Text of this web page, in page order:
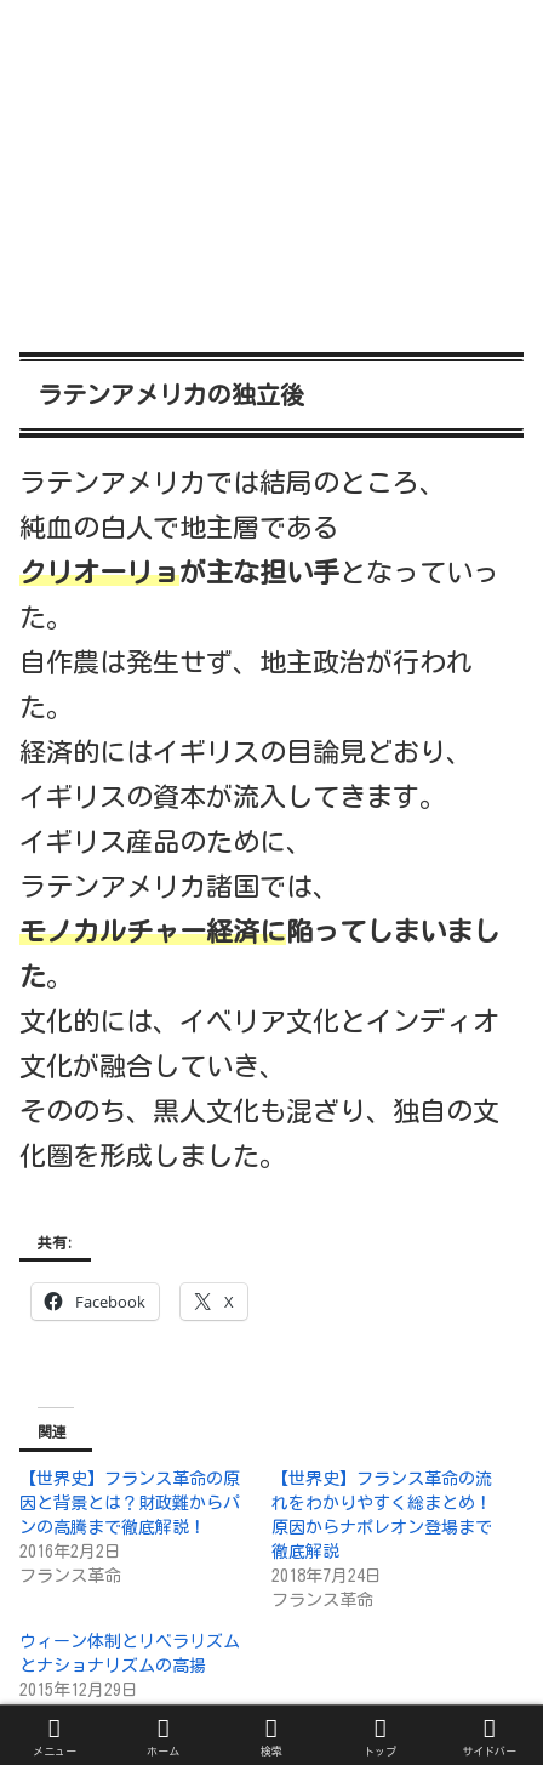
ラテンアメリカの独立後
ラテンアメリカでは結局のところ、
純血の白人で地主層である
クリオーリョが主な担い手となっていっ
た。
自作農は発生せず、地主政治が行われ
た。
経済的にはイギリスの目論見どおり、
イギリスの資本が流入してきます。
イギリス産品のために、
ラテンアメリカ諸国では、
モノカルチャー経済に陥ってしまいまし
た。
文化的には、イベリア文化とインディオ
文化が融合していき、
そののち、黒人文化も混ざり、独自の文
化圏を形成しました。
共有:
Facebook X
関連
【世界史】フランス革命の原
因と背景とは？財政難からパ
ンの高騰まで徹底解説！
2016年2月2日
フランス革命
【世界史】フランス革命の流
れをわかりやすく総まとめ！
原因からナポレオン登場まで
徹底解説
2018年7月24日
フランス革命
ウィーン体制とリベラリズム
とナショナリズムの高揚
2015年12月29日
メニュー ホーム 検索 トップ サイドバー